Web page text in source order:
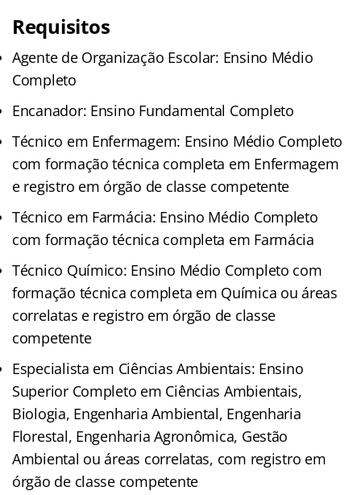
Requisitos
Agente de Organização Escolar: Ensino Médio
Completo
Encanador: Ensino Fundamental Completo
Técnico em Enfermagem: Ensino Médio Completo
com formação técnica completa em Enfermagem
e registro em órgão de classe competente
Técnico em Farmácia: Ensino Médio Completo
com formação técnica completa em Farmácia
Técnico Químico: Ensino Médio Completo com
formação técnica completa em Química ou áreas
correlatas e registro em órgão de classe
competente
Especialista em Ciências Ambientais: Ensino
Superior Completo em Ciências Ambientais,
Biologia, Engenharia Ambiental, Engenharia
Florestal, Engenharia Agronômica, Gestão
Ambiental ou áreas correlatas, com registro em
órgão de classe competente